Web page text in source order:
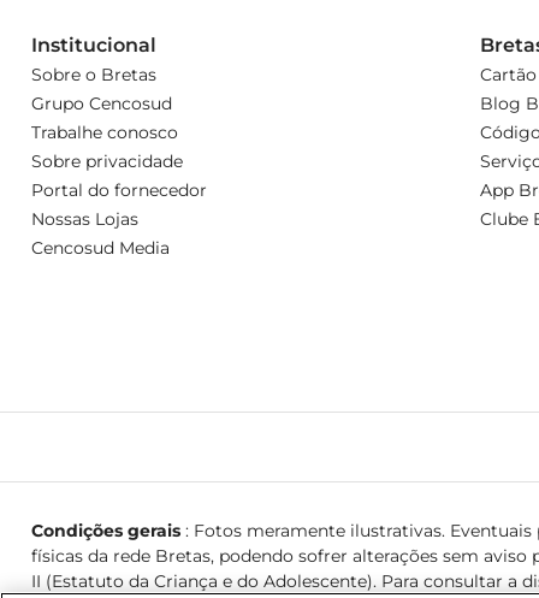
Institucional
Sobre o Bretas
Grupo Cencosud
Trabalhe conosco
Sobre privacidade
Portal do fornecedor
Nossas Lojas
Cencosud Media
Blog
App
Clube
Condições gerais: Fotos meramente ilustrativas. Eventuais
físicas da rede Bretas, podendo sofrer alterações sem aviso
II (Estatuto da Criança e do Adolescente). Para consultar a